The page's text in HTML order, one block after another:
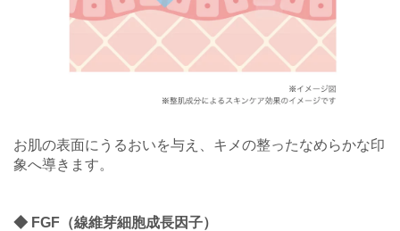
お肌の表面にうるおいを与え、キメの整ったなめらかな印
象へ導きます。
◆ FGF（線維芽細胞成長因子）